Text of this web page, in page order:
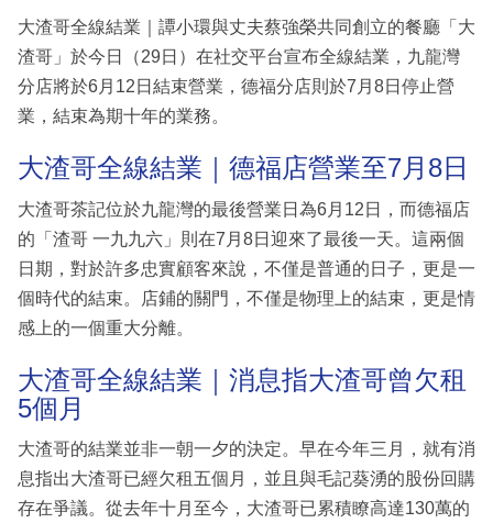
區
大渣哥全線結業｜譚小環與丈夫蔡強榮共同創立的餐廳「大
渣哥」於今日（29日）在社交平台宣布全線結業，九龍灣
分店將於6月12日結束營業，德福分店則於7月8日停止營
業，結束為期十年的業務。
大渣哥全線結業｜德福店營業至7月8日
大渣哥茶記位於九龍灣的最後營業日為6月12日，而德福店
的「渣哥 一九九六」則在7月8日迎來了最後一天。這兩個
日期，對於許多忠實顧客來說，不僅是普通的日子，更是一
個時代的結束。店鋪的關門，不僅是物理上的結束，更是情
感上的一個重大分離。
大渣哥全線結業｜消息指大渣哥曾欠租
5個月
大渣哥的結業並非一朝一夕的決定。早在今年三月，就有消
息指出大渣哥已經欠租五個月，並且與毛記葵湧的股份回購
存在爭議。從去年十月至今，大渣哥已累積瞭高達130萬的